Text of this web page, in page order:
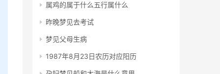
属鸡的属于什么五行属什么
昨晚梦见去考试
梦见父母生病
1987年8月23日农历对应阳历